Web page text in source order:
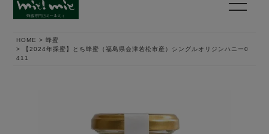
HOME
蜂蜜
【2024年採蜜】とち蜂蜜（福島県会津若松市産）シングルオリジンハニー0
411